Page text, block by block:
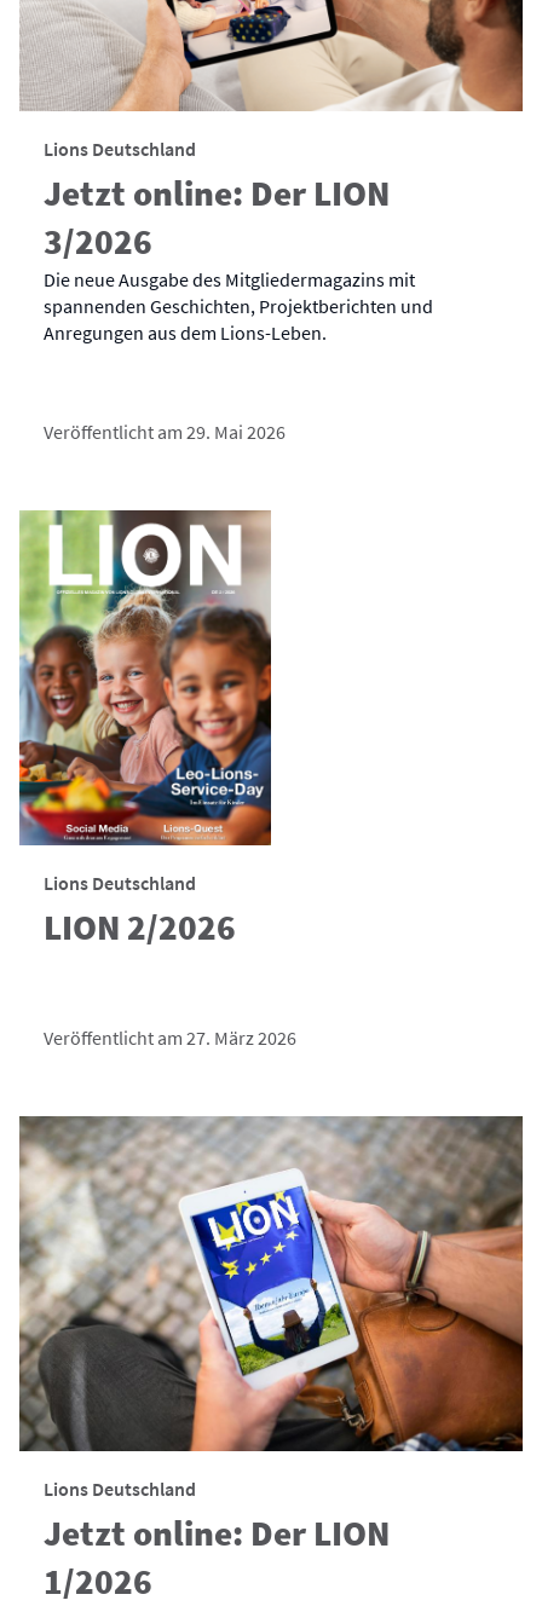
Lions Deutschland
Jetzt online: Der LION
3/2026
Die neue Ausgabe des Mitgliedermagazins mit
spannenden Geschichten, Projektberichten und
Anregungen aus dem Lions-Leben.
Veröffentlicht am 29. Mai 2026
Lions Deutschland
LION 2/2026
Veröffentlicht am 27. März 2026
Lions Deutschland
Jetzt online: Der LION
1/2026